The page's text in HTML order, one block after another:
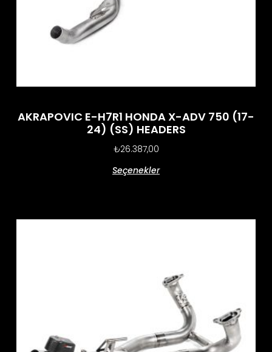
AKRAPOVIC E-H7R1 HONDA X-ADV 750 (17-
24) (SS) HEADERS
₺26.387,00
Seçenekler